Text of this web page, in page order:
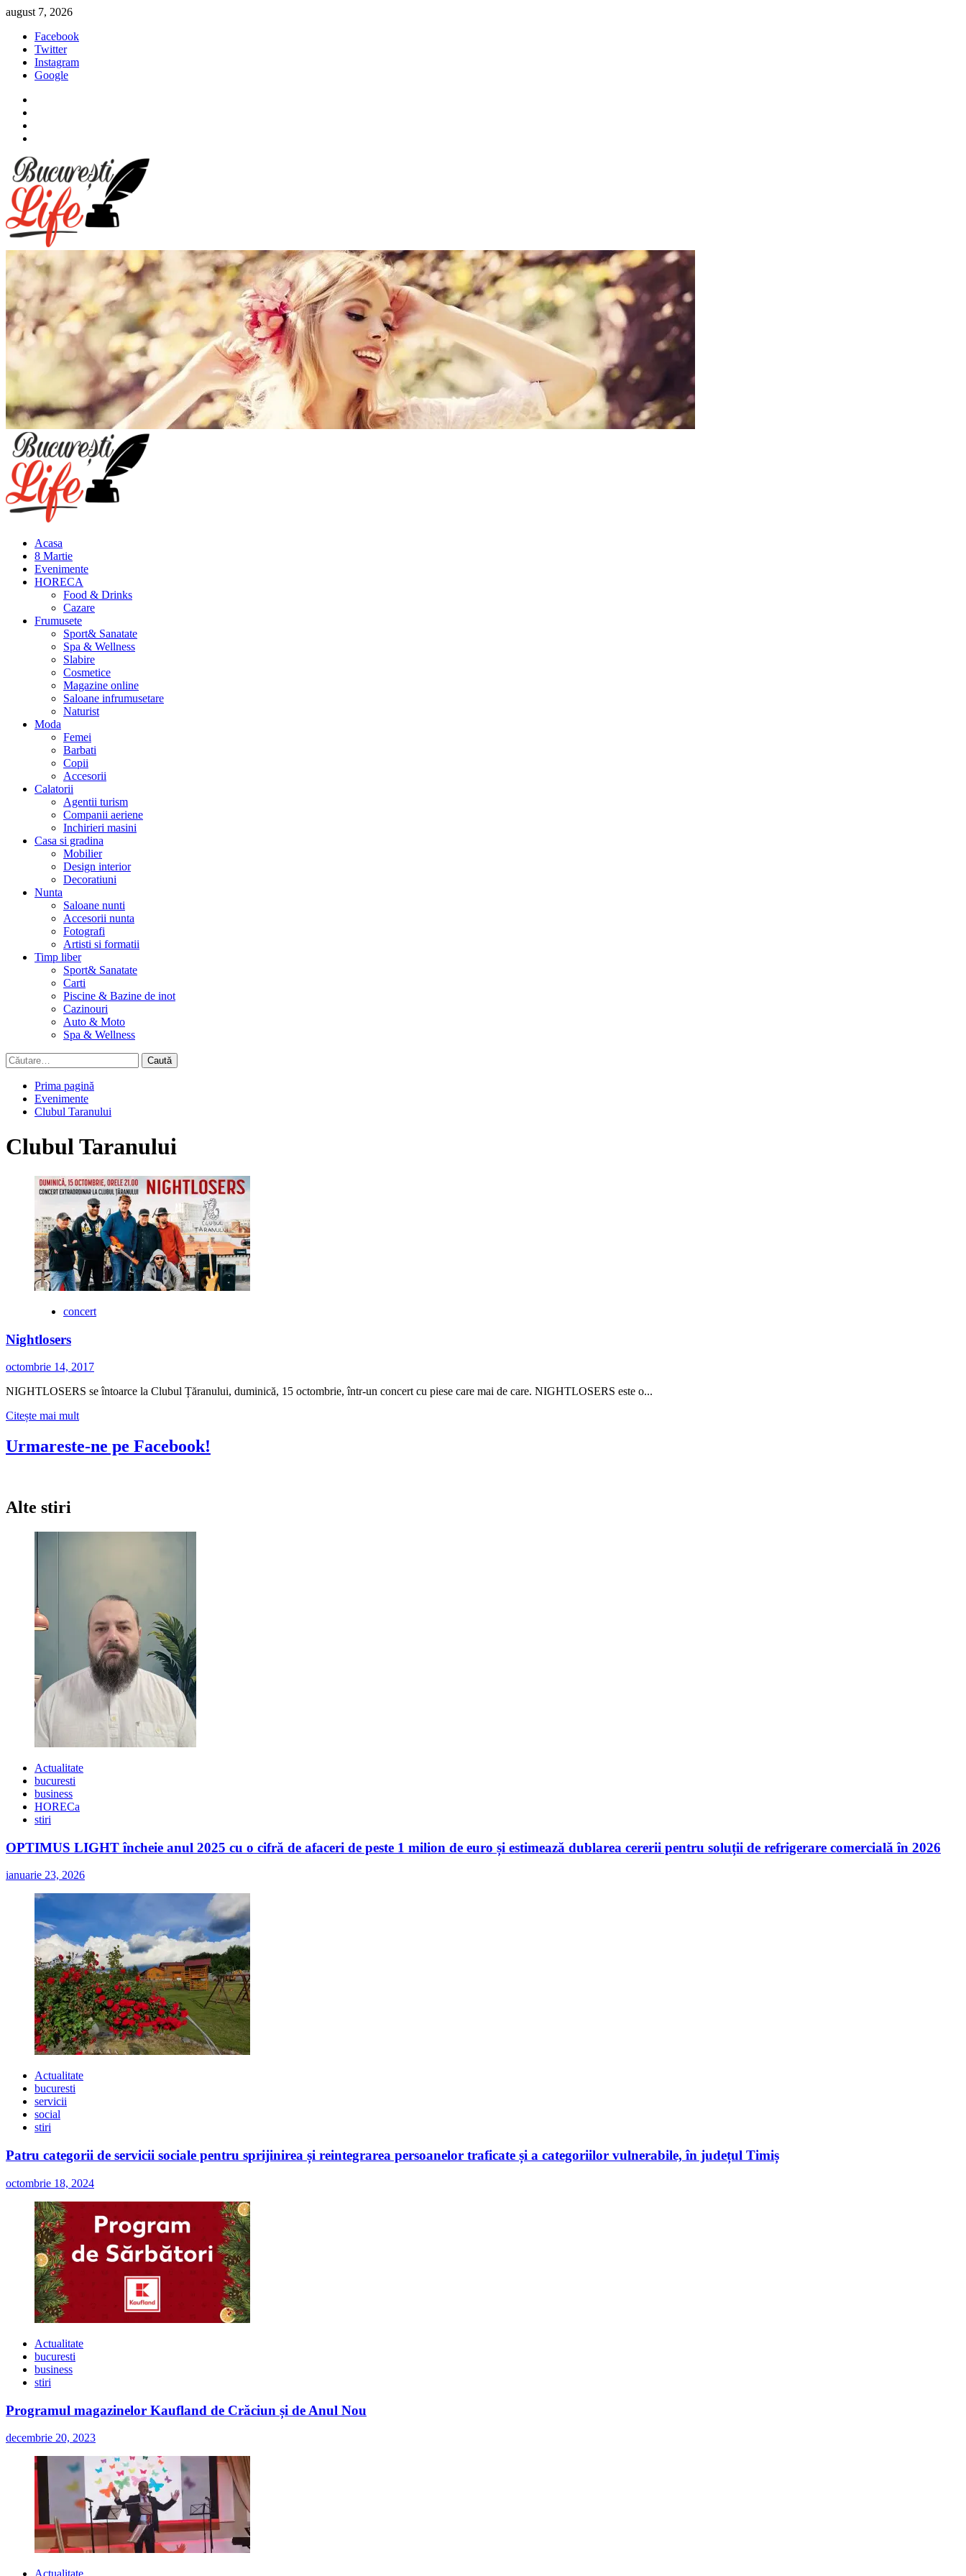
Sari
conținut
august 7, 2026
Facebook
Twitter
Instagram
Google
Meniu
principal
Acasa
8 Martie
Evenimente
HORECA
Food & Drinks
Cazare
Frumusete
Sport& Sanatate
Spa & Wellness
Slabire
Cosmetice
Magazine online
Saloane infrumusetare
Naturist
Moda
Femei
Barbati
Copii
Accesorii
Calatorii
Agentii turism
Companii aeriene
Inchirieri masini
Casa si gradina
Mobilier
Design interior
Decoratiuni
Nunta
Saloane nunti
Accesorii nunta
Fotografi
Artisti si formatii
Timp liber
Sport& Sanatate
Carti
Piscine & Bazine de inot
Cazinouri
Auto & Moto
Spa & Wellness
Caută
după:
Prima pagină
Evenimente
Clubul Taranului
Clubul Taranului
concert
Nightlosers
octombrie 14, 2017
NIGHTLOSERS se întoarce la Clubul Țăranului, duminică, 15 octombrie, într-un concert cu piese care mai de care. NIGHTLOSERS este o...
Citește mai multCitește
despre
Urmareste-ne pe Facebook!
Alte stiri
Actualitate
bucuresti
business
HORECa
stiri
OPTIMUS LIGHT încheie anul 2025 cu o cifră de afaceri de peste 1 milion de euro și estimează dublarea cererii pentru soluții de refrigerare comercială în 2026
ianuarie 23, 2026
Actualitate
bucuresti
servicii
social
stiri
Patru categorii de servicii sociale pentru sprijinirea și reintegrarea persoanelor traficate și a categoriilor vulnerabile, în județul Timiș
octombrie 18, 2024
Actualitate
bucuresti
business
stiri
Programul magazinelor Kaufland de Crăciun și de Anul Nou
decembrie 20, 2023